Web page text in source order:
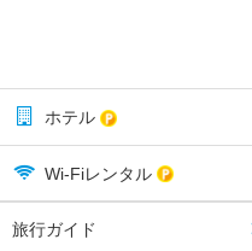
ホテル
Wi-Fiレンタル
旅行ガイド